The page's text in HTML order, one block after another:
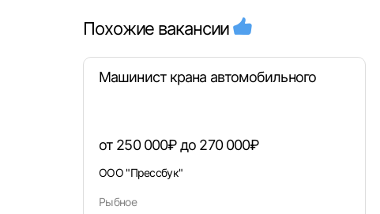
Похожие вакансии
Машинист крана автомобильного
от 250 000₽ до 270 000₽
ООО "Прессбук"
Рыбное